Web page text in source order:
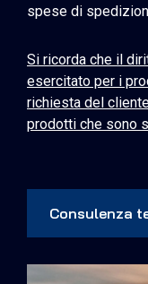
spese di
Si ricorda che il
esercitato per i
richiesta del
prodotti che sono
Consulenza